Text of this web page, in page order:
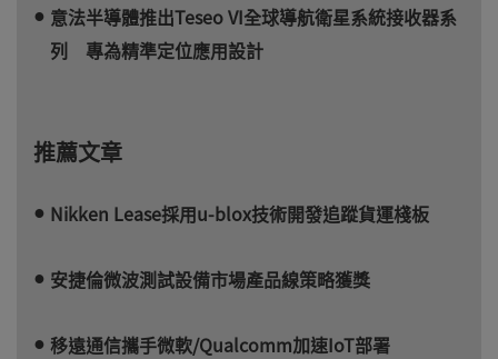
意法半導體推出Teseo VI全球導航衛星系統接收器系
列 專為精準定位應用設計
推薦文章
Nikken Lease採用u-blox技術開發追蹤貨運棧板
安捷倫微波測試設備市場產品線策略獲獎
移遠通信攜手微軟/Qualcomm加速IoT部署